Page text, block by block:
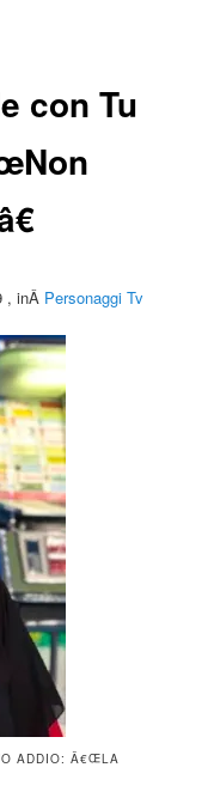
con Tu
, inÂ Personaggi Tv
ADDIO: Â€ŒLA